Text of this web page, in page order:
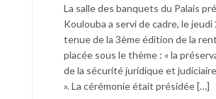
La salle des banquets du Palais
Koulouba a servi de cadre, le jeudi
tenue de la 3ème édition de la
placée sous le thème : « la
de la sécurité juridique et
». La cérémonie était présidée […]